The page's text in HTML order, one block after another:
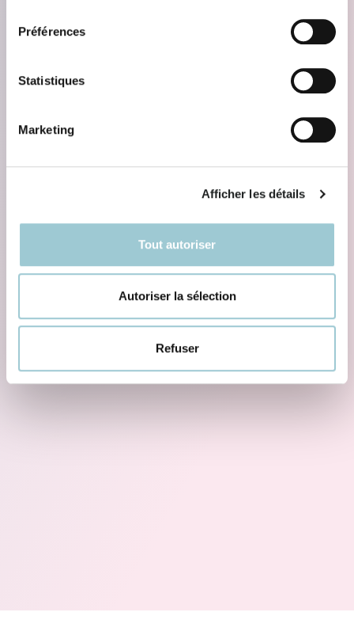
Préférences
Statistiques
Marketing
Afficher les détails
Tout autoriser
Autoriser la sélection
Refuser